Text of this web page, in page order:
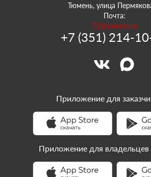
Тюмень, улица
Почта:
72@sowork.ru
+7 (351) 214-
Приложение для
Приложение для владельцев